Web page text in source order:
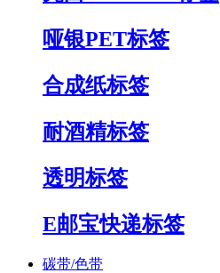
哑银PET标签
合成纸标签
耐酒精标签
透明标签
E邮宝快递标签
碳带/色带